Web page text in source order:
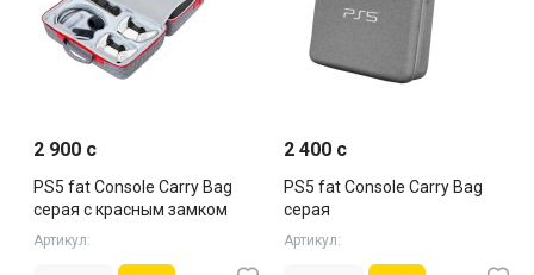
2 900 c
PS5 fat Console Carry Bag
серая с красным замком
Артикул:
2 400 c
PS5 fat Console Carry Bag
серая
Артикул: